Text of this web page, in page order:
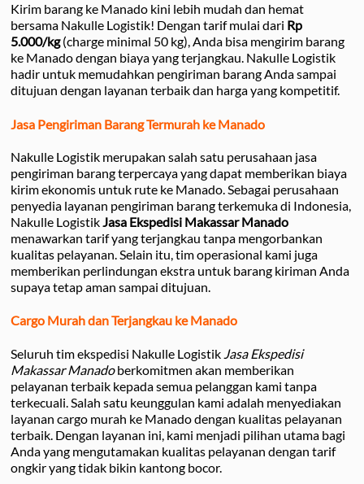
Kirim barang ke Manado kini lebih mudah dan hemat
bersama Nakulle Logistik! Dengan tarif mulai dari Rp
5.000/kg(charge minimal 50 kg), Anda bisa mengirim barang
ke Manado dengan biaya yang terjangkau. Nakulle Logistik
hadir untuk memudahkan pengiriman barang Anda sampai
ditujuan dengan layanan terbaik dan harga yang kompetitif.
Jasa Pengiriman Barang Termurah ke Manado
Nakulle Logistik merupakan salah satu perusahaan jasa
pengiriman barang terpercaya yang dapat memberikan biaya
kirim ekonomis untuk rute ke Manado. Sebagai perusahaan
penyedia layanan pengiriman barang terkemuka di Indonesia,
Nakulle LogistikJasa Ekspedisi Makassar Manado
menawarkan tarif yang terjangkau tanpa mengorbankan
kualitas pelayanan. Selain itu, tim operasional kami juga
memberikan perlindungan ekstra untuk barang kiriman Anda
supaya tetap aman sampai ditujuan.
Cargo Murah dan Terjangkau ke Manado
Seluruh tim ekspedisi Nakulle Logistik Jasa Ekspedisi
Makassar Manadoberkomitmen akan memberikan
pelayanan terbaik kepada semua pelanggan kami tanpa
terkecuali. Salah satu keunggulan kami adalah menyediakan
layanan cargo murah ke Manado dengan kualitas pelayanan
terbaik. Dengan layanan ini, kami menjadi pilihan utama bagi
Anda yang mengutamakan kualitas pelayanan dengan tarif
ongkir yang tidak bikin kantong bocor.